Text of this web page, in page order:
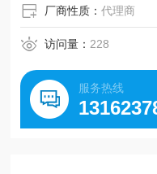
厂商性质：代理商
访问量： 228
服务热线